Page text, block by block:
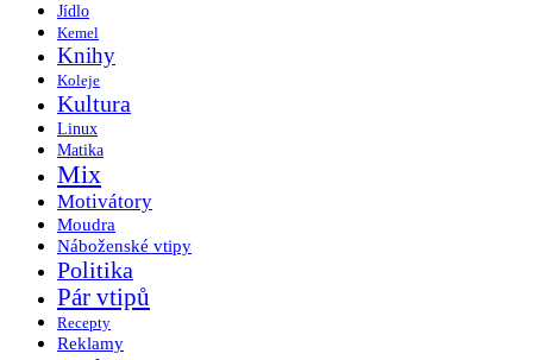
Jídlo
Kemel
Knihy
Koleje
Kultura
Linux
Matika
Mix
Motivátory
Moudra
Náboženské vtipy
Politika
Pár vtipů
Recepty
Reklamy